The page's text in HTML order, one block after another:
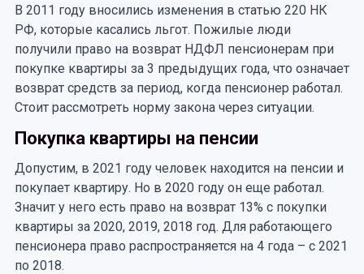
В 2011 году вносились изменения в статью 220 НК
РФ, которые касались льгот. Пожилые люди
получили право на возврат НДФЛ пенсионерам при
покупке квартиры за 3 предыдущих года, что означает
возврат средств за период, когда пенсионер работал.
Стоит рассмотреть норму закона через ситуации.
Покупка квартиры на пенсии
Допустим, в 2021 году человек находится на пенсии и
покупает квартиру. Но в 2020 году он еще работал.
Значит у него есть право на возврат 13% с покупки
квартиры за 2020, 2019, 2018 год. Для работающего
пенсионера право распространяется на 4 года – с 2021
по 2018.